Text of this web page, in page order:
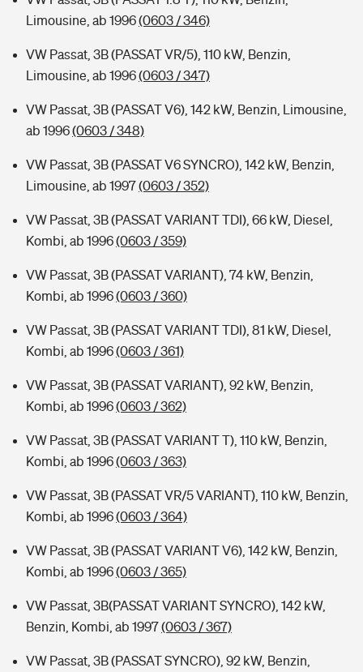
Limousine, ab 1996(0603 / 346)
VW Passat, 3B (PASSAT VR/5), 110 kW, Benzin,
Limousine, ab 1996(0603 / 347)
VW Passat, 3B (PASSAT V6), 142 kW, Benzin, Limousine,
ab 1996(0603 / 348)
VW Passat, 3B (PASSAT V6 SYNCRO), 142 kW, Benzin,
Limousine, ab 1997(0603 / 352)
VW Passat, 3B (PASSAT VARIANT TDI), 66 kW, Diesel,
Kombi, ab 1996(0603 / 359)
VW Passat, 3B (PASSAT VARIANT), 74 kW, Benzin,
Kombi, ab 1996(0603 / 360)
VW Passat, 3B (PASSAT VARIANT TDI), 81 kW, Diesel,
Kombi, ab 1996(0603 / 361)
VW Passat, 3B (PASSAT VARIANT), 92 kW, Benzin,
Kombi, ab 1996(0603 / 362)
VW Passat, 3B (PASSAT VARIANT T), 110 kW, Benzin,
Kombi, ab 1996(0603 / 363)
VW Passat, 3B (PASSAT VR/5 VARIANT), 110 kW, Benzin,
Kombi, ab 1996(0603 / 364)
VW Passat, 3B (PASSAT VARIANT V6), 142 kW, Benzin,
Kombi, ab 1996(0603 / 365)
VW Passat, 3B(PASSAT VARIANT SYNCRO), 142 kW,
Benzin, Kombi, ab 1997(0603 / 367)
VW Passat, 3B (PASSAT SYNCRO), 92 kW, Benzin,